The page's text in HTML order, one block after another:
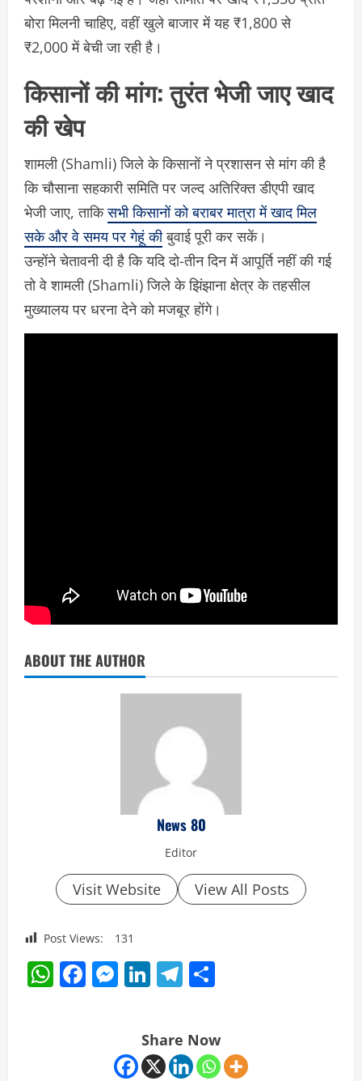
बोरा मिलनी चाहिए, वहीं खुले बाजार में यह ₹1,800 से
₹2,000 में बेची जा रही है।
किसानों की मांग: तुरंत भेजी जाए खाद
की खेप
शामली (Shamli) जिले के किसानों ने प्रशासन से मांग की है
कि चौसाना सहकारी समिति पर जल्द अतिरिक्त डीएपी खाद
भेजी जाए, ताकिसभी किसानों को बराबर मात्रा में खाद मिल
सके और वे समय पर गेहूं कीबुवाई पूरी कर सकें।
उन्होंने चेतावनी दी है कि यदि दो-तीन दिन में आपूर्ति नहीं की गई
तो वे शामली (Shamli) जिले के झिंझाना क्षेत्र के तहसील
मुख्यालय पर धरना देने को मजबूर होंगे।
ABOUT THE AUTHOR
News 80
Editor
Visit Website View All Posts
Post Views: 131
WhatsApp
Facebook
Messenger
LinkedIn
Telegram
Share Now